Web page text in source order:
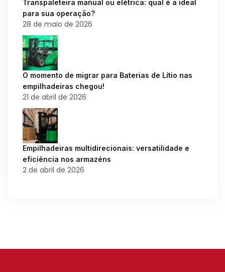
Transpaleteira manual ou elétrica: qual é a ideal
para sua operação?
28 de maio de 2026
O momento de migrar para Baterias de Lítio nas
empilhadeiras chegou!
21 de abril de 2026
Empilhadeiras multidirecionais: versatilidade e
eficiência nos armazéns
2 de abril de 2026